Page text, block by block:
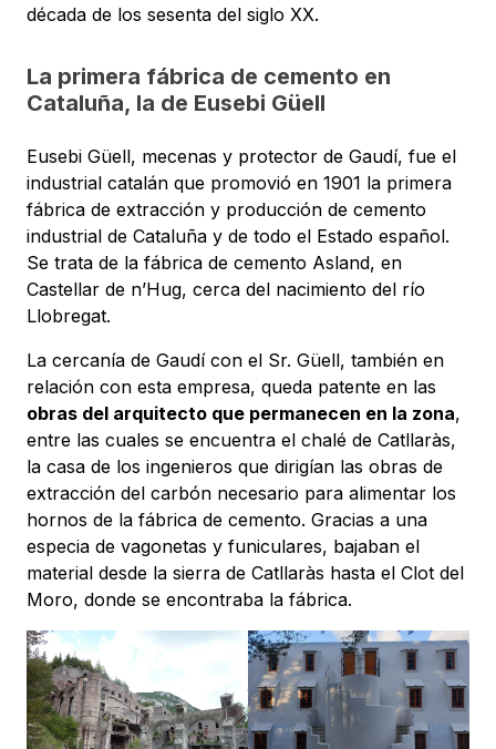
década de los sesenta del siglo XX.
La primera fábrica de cemento en
Cataluña, la de Eusebi Güell
Eusebi Güell, mecenas y protector de Gaudí, fue el
industrial catalán que promovió en 1901 la primera
fábrica de extracción y producción de cemento
industrial de Cataluña y de todo el Estado español.
Se trata de la fábrica de cemento Asland, en
Castellar de n’Hug, cerca del nacimiento del río
Llobregat.
La cercanía de Gaudí con el Sr. Güell, también en
relación con esta empresa, queda patente en las
obras del arquitecto que permanecen en la zona,
entre las cuales se encuentra el chalé de Catllaràs,
la casa de los ingenieros que dirigían las obras de
extracción del carbón necesario para alimentar los
hornos de la fábrica de cemento. Gracias a una
especia de vagonetas y funiculares, bajaban el
material desde la sierra de Catllaràs hasta el Clot del
Moro, donde se encontraba la fábrica.